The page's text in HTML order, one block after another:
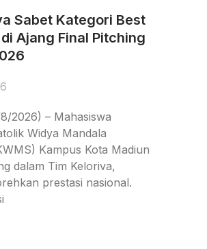
Sabet Kategori Best
Ajang Final Pitching
2026) – Mahasiswa
Widya Mandala
Kampus Kota Madiun
dalam Tim Keloriva,
prestasi nasional.